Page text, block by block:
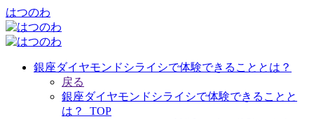
はつのわ
銀座ダイヤモンドシライシで体験できることとは？
戻る
銀座ダイヤモンドシライシで体験できることと
は？_TOP